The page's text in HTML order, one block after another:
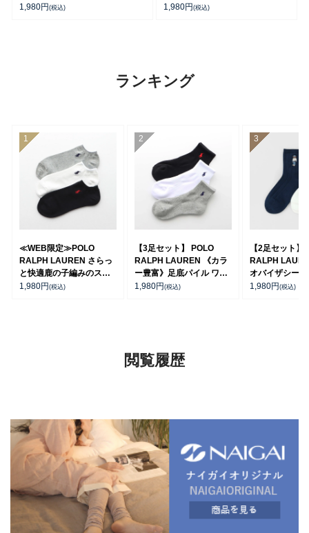
セット】 ワンポイント メンズ レ
1,980円 (税込)
アルソックス メンズ 92342723
1,980円 (税込)
ランキング
≪WEB限定≫POLO
RALPH LAUREN さらっ
と快適鹿の子編みのスニ
ーカー丈ソックス 【3足
1,980円 (税込)
【3足セット】 POLO
RALPH LAUREN 《カラ
ー豊富》足底パイル ワン
ポイントソックス ショー
1,980円(税込)
【2足セット】
RALPH
オバイザシー
ア オーガニッ
1,980円(税込)
閲覧履歴